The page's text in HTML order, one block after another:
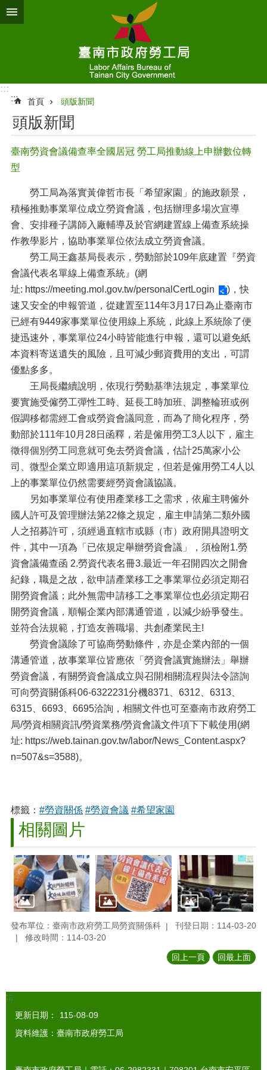
跳到主要內容區塊
:::
:::
首頁 頭版新聞
頭版新聞
臺南勞資會議備查率全國居冠 勞工局推動線上申辦數位轉
型
勞工局為落實黃偉哲市長「希望家園」的施政願景，
積極推動事業單位成立勞資會議，包括辦理多場次宣導
會、安排種子講師入廠輔導及於官網建置線上備查系統操
作教學影片，協助事業單位依法成立勞資會議。
勞工局王鑫基局長表示，勞動部於109年底建置『勞資
會議代表名單線上備查系統』(網
址: https://meeting.mol.gov.tw/personalCertLogin
)，快
速又安全的申報管道，從建置至114年3月17日為止臺南市
已經有9449家事業單位使用線上系統，此線上系統除了便
捷迅速外，事業單位24小時皆能進行申報，還可以避免紙
本資料寄送遺失的風險，且可減少郵資費用的支出，可謂
優點多多。
王局長繼續說明，依現行勞動基準法規定，事業單位
要實施受僱勞工彈性工時、延長工時加班、調整輪班或例
假調移都需經工會或勞資會議同意，而為了簡化程序，勞
動部於111年10月28日函釋，若是僱用勞工3人以下，雇主
徵得個別勞工同意就可免去勞資會議，估計25萬家小公
司、微型企業立即適用這項新規定，但若是僱用勞工4人以
上的事業單位仍然需要經勞資會議協議。
另如事業單位有使用產業移工之需求，依雇主聘僱外
國人許可及管理辦法第22條之規定，雇主申請第二類外國
人之招募許可，須經過直轄市或縣（市）政府開具證明文
件，其中一項為「已依規定舉辦勞資會議」，須檢附1.勞
資會議備查函 2.勞資代表名冊3.最近一年召開四次之開會
紀錄，職是之故，欲申請產業移工之事業單位必須定期召
開勞資會議；此外無需申請移工之事業單位也必須定期召
開勞資會議，順暢企業內部溝通管道，以減少紛爭發生。
並符合法規範，打造友善職場、共創產業民主!
勞資會議除了可協商勞動條件，亦是企業內部的一個
溝通管道，故事業單位皆應依「勞資會議實施辦法」舉辦
勞資會議，有關勞資會議成立與召開相關流程與法令諮詢
可向勞資關係科06-6322231分機8371、6312、6313、
6315、6693、6695洽詢，相關文件也可至臺南市政府勞工
局/勞資相關資訊/勞資業務/勞資會議文件項下下載使用(網
址: https://web.tainan.gov.tw/labor/News_Content.aspx?
n=507&s=3588)。
標籤： #勞資關係 #勞資會議 #希望家園
相關圖片
發布單位：臺南市政府勞工局勞資關係科
刊登日期：114-03-20
修改時間：114-03-20
回上一頁 回最上面
:::
更新日期：
115-08-09
資料維護：臺南市政府勞工局